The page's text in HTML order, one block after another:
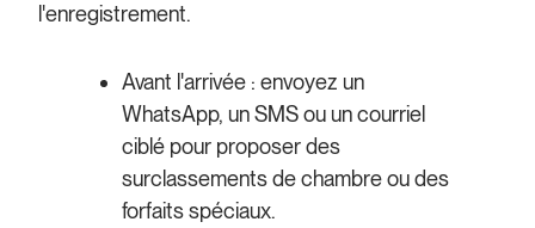
l'enregistrement.
Avant l'arrivée : envoyez un
WhatsApp, un SMS ou un courriel
ciblé pour proposer des
surclassements de chambre ou des
forfaits spéciaux.